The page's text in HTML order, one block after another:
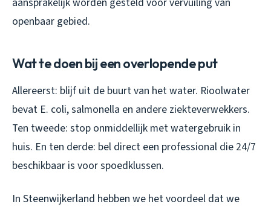
openbaar gebied.
Wat te doen bij een overlopende put
Allereerst: blijf uit de buurt van het water. Rioolwater
bevat E. coli, salmonella en andere ziekteverwekkers.
Ten tweede: stop onmiddellijk met watergebruik in
huis. En ten derde: bel direct een professional die 24/7
beschikbaar is voor spoedklussen.
In Steenwijkerland hebben we het voordeel dat we